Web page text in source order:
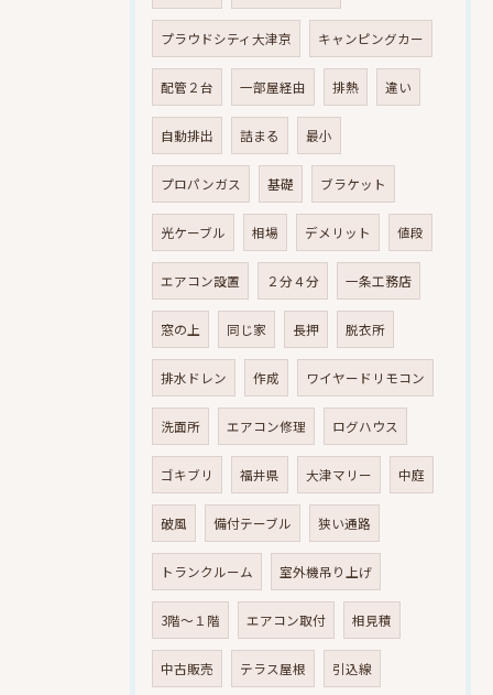
プラウドシティ大津京 キャンピングカー
配管２台 一部屋経由 排熱 違い
自動排出 詰まる 最小
プロパンガス 基礎 ブラケット
光ケーブル 相場 デメリット 値段
エアコン設置 ２分４分 一条工務店
窓の上 同じ家 長押 脱衣所
排水ドレン 作成 ワイヤードリモコン
洗面所 エアコン修理 ログハウス
ゴキブリ 福井県 大津マリー 中庭
破風 備付テーブル 狭い通路
トランクルーム 室外機吊り上げ
3階～１階 エアコン取付 相見積
中古販売 テラス屋根 引込線